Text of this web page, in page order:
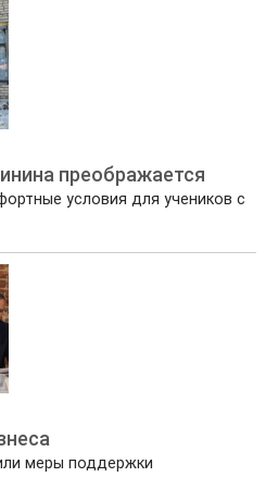
преображается
условия для учеников с
меры поддержки